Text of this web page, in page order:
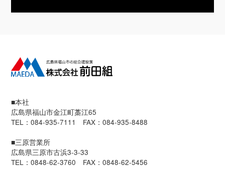
■本社
広島県福山市金江町藁江65
TEL：084-935-7111 FAX：084-935-8488
■三原営業所
広島県三原市古浜3-3-33
TEL：0848-62-3760 FAX：0848-62-5456